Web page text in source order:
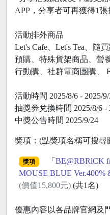
APP，分享者可再獲得1張
活動排外商品
Let's Cafe、Let's Tea、隨
預購、特殊貨架商品、營
行動購、社群電商團購、
活動時間 2025/8/6 - 2025/9/
抽獎券兌換時間 2025/8/6 -
中獎公告時間 2025/9/24
獎項：(點獎項名稱可搜尋
獎項 「 BE@RBRlCK
MOUSE BLUE
(價值15,800元) (共1名)
優惠內容以各品牌官網及